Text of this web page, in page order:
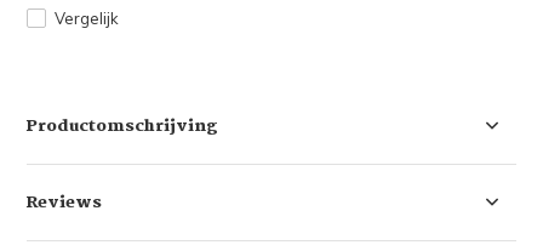
Vergelijk
Productomschrijving
Reviews